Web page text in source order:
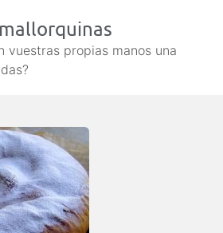
vuestras propias manos una